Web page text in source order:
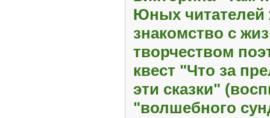
Юных читателей
знакомство с
творчеством
квест "Что за
эти сказки"
"волшебного